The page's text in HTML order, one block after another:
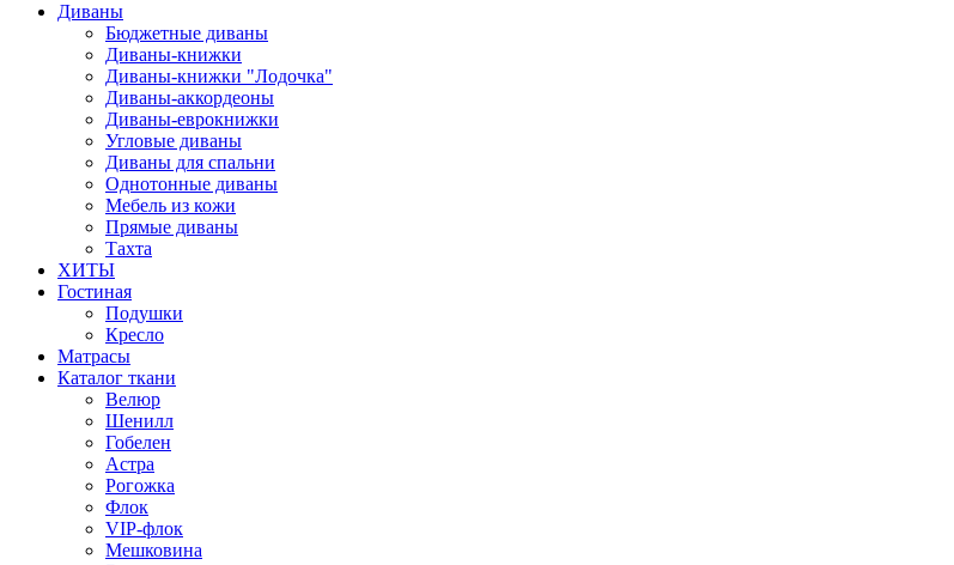
Диваны
Бюджетные диваны
Диваны-книжки
Диваны-книжки "Лодочка"
Диваны-аккордеоны
Диваны-еврокнижки
Угловые диваны
Диваны для спальни
Однотонные диваны
Мебель из кожи
Прямые диваны
Тахта
ХИТЫ
Гостиная
Подушки
Кресло
Матрасы
Каталог ткани
Велюр
Шенилл
Гобелен
Астра
Рогожка
Флок
VIP-флок
Мешковина